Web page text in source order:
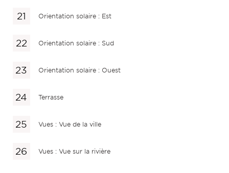
Orientation solaire : Est
Orientation solaire : Sud
Orientation solaire : Ouest
Terrasse
Vues : Vue de la ville
Vues : Vue sur la rivière